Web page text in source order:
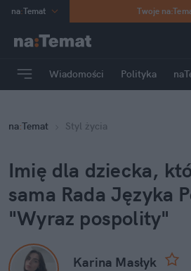
na:Temat
Poland
mama
Rozrywka
Twoje
Wiadomości Polityka
na:Temat Styl życia
Imię dla dziecka,
sama Rada Języka
"Wyraz pospolity"
Karina Masłyk